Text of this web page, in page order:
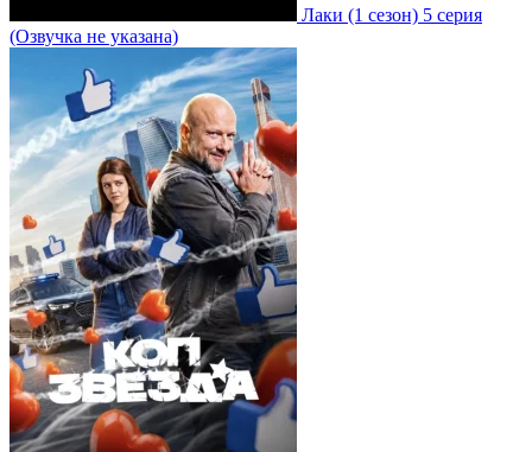
Лаки (1 сезон) 5 серия
(Озвучка не указана)